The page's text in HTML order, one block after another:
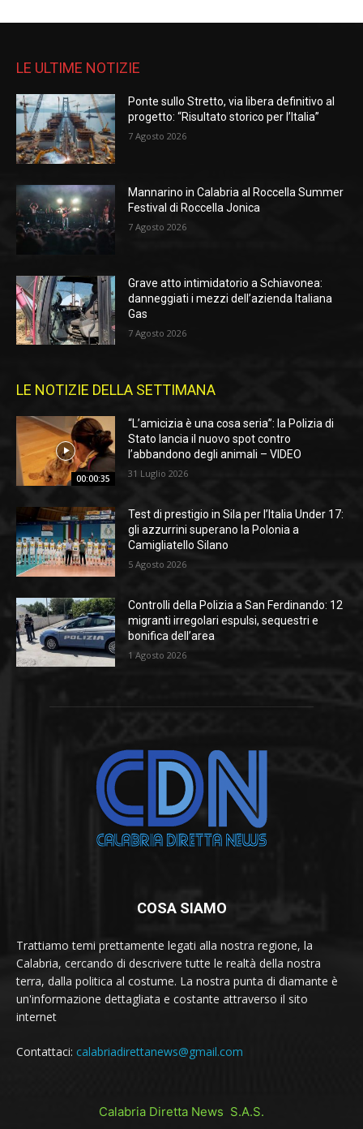
LE ULTIME NOTIZIE
Ponte sullo Stretto, via libera definitivo al
progetto: “Risultato storico per l’Italia”
7 Agosto 2026
Mannarino in Calabria al Roccella Summer
Festival di Roccella Jonica
7 Agosto 2026
Grave atto intimidatorio a Schiavonea:
danneggiati i mezzi dell’azienda Italiana
Gas
7 Agosto 2026
LE NOTIZIE DELLA SETTIMANA
00:00:35
“L’amicizia è una cosa seria”: la Polizia di
Stato lancia il nuovo spot contro
l’abbandono degli animali – VIDEO
31 Luglio 2026
Test di prestigio in Sila per l’Italia Under 17:
gli azzurrini superano la Polonia a
Camigliatello Silano
5 Agosto 2026
Controlli della Polizia a San Ferdinando: 12
migranti irregolari espulsi, sequestri e
bonifica dell’area
1 Agosto 2026
COSA SIAMO
Trattiamo temi prettamente legati alla nostra regione, la
Calabria, cercando di descrivere tutte le realtà della nostra
terra, dalla politica al costume. La nostra punta di diamante è
un'informazione dettagliata e costante attraverso il sito
internet
Contattaci: calabriadirettanews@gmail.com
Calabria Diretta News S.A.S.